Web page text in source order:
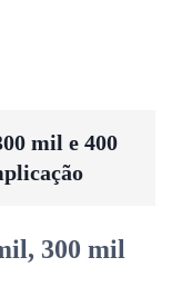
mil e 400
300 mil